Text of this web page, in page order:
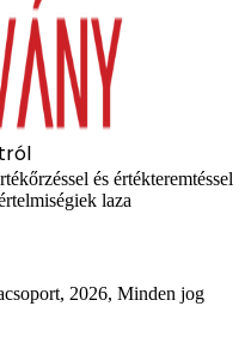
és értékteremtéssel
laza
2026, Minden jog